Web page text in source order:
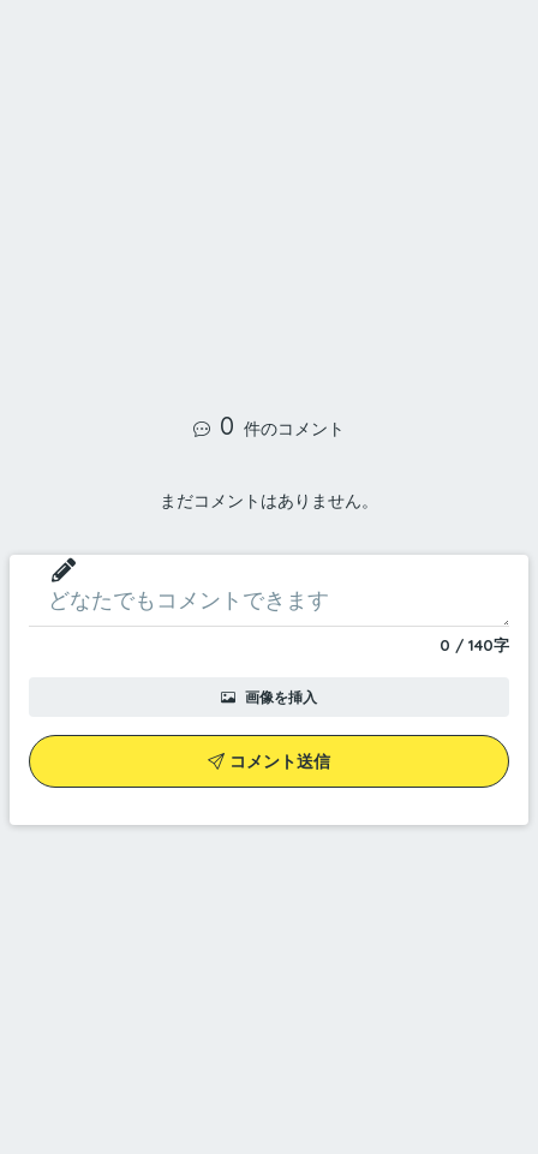
0 件のコメント
まだコメントはありません。
0 / 140字
画像を挿入
コメント送信